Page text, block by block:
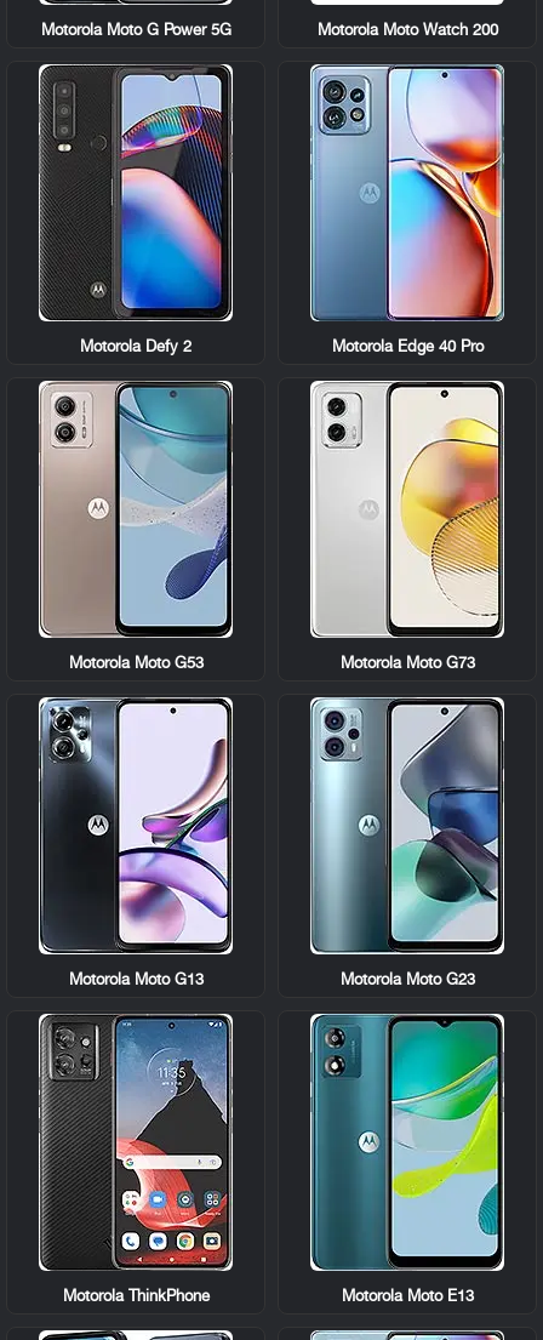
Motorola Moto Watch 200
Motorola Moto G Power 5G
Motorola Edge 40 Pro
Motorola Defy 2
Motorola Moto G73
Motorola Moto G53
Motorola Moto G23
Motorola Moto G13
Motorola Moto E13
Motorola ThinkPhone